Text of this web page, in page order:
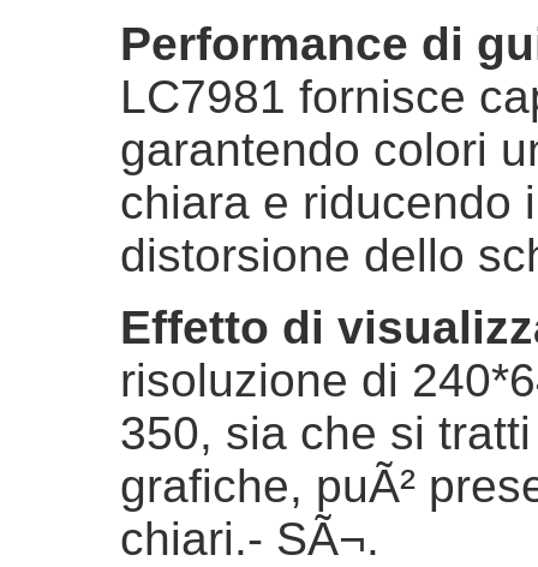
Performance di
LC7981 fornisce
garantendo colori
chiara e riducendo
distorsione dello
Effetto di
risoluzione di
350, sia che si
grafiche, puÃ²
chiari.- SÃ¬.